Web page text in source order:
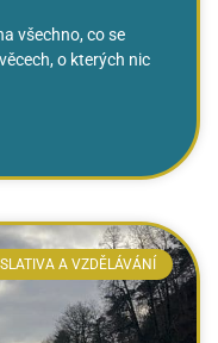
všechno, co se
o kterých nic
A VZDĚLÁVÁNÍ